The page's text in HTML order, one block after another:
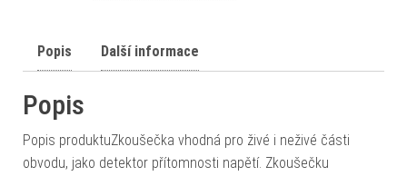
Popis Další informace
Popis
Popis produktuZkoušečka vhodná pro živé i neživé části
obvodu, jako detektor přítomnosti napětí. Zkoušečku